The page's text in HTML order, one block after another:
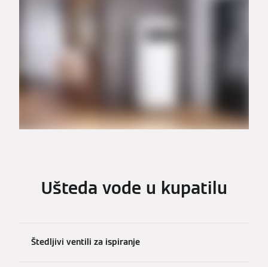
Ušteda vode u kupatilu
Štedljivi ventili za ispiranje